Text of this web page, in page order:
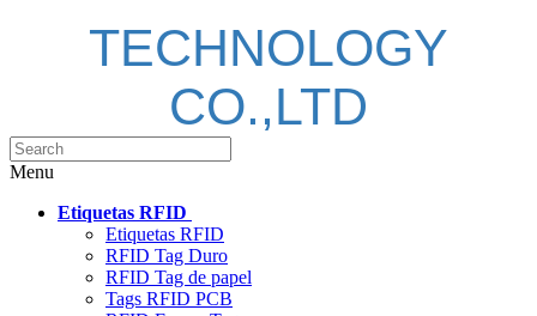
TECHNOLOGY
CO.,LTD
Menu
Etiquetas RFID
Etiquetas RFID
RFID Tag Duro
RFID Tag de papel
Tags RFID PCB